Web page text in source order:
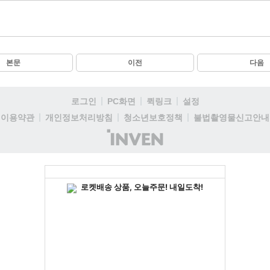
본문 이전 다음
로그인 PC화면 퀵링크
설정
이용약관
개인정보처리방침 청소년보호정책
불법촬영물신고안내
(주)
인